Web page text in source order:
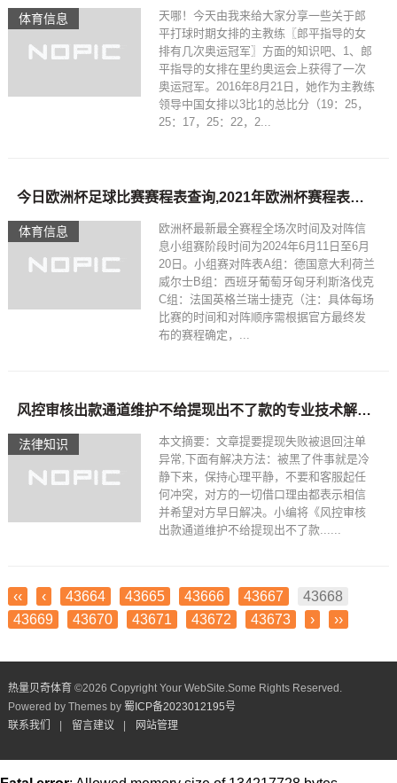
体育信息
天哪！今天由我来给大家分享一些关于郎
平打球时期女排的主教练〖郎平指导的女
排有几次奥运冠军〗方面的知识吧、1、郎
平指导的女排在里约奥运会上获得了一次
奥运冠军。2016年8月21日，她作为主教练
领导中国女排以3比1的总比分（19：25，
25：17，25：22，2...
体育信息
今日欧洲杯足球比赛赛程表查询,2021年欧洲杯赛程表及结果
欧洲杯最新最全赛程全场次时间及对阵信
息小组赛阶段时间为2024年6月11日至6月
20日。小组赛对阵表A组：德国意大利荷兰
威尔士B组：西班牙葡萄牙匈牙利斯洛伐克
C组：法国英格兰瑞士捷克（注：具体每场
比赛的时间和对阵顺序需根据官方最终发
布的赛程确定，...
法律知识
风控审核出款通道维护不给提现出不了款的专业技术解决_阿莫出品
本文摘要：文章提要提现失败被退回注单
异常,下面有解决方法：被黑了件事就是冷
静下来，保持心理平静，不要和客服起任
何冲突，对方的一切借口理由都表示相信
并希望对方早日解决。小编将《风控审核
出款通道维护不给提现出不了款......
‹‹ ‹ 43664 43665 43666 43667
43668
43669
43670 43671 43672 43673 › ››
热量贝奇体育 ©2026 Copyright Your WebSite.Some Rights Reserved.
Powered by Themes by 蜀ICP备2023012195号
联系我们
留言建议 网站管理